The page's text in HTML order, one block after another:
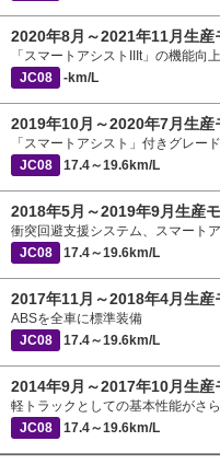
2020年8月～2021年11月生産
「スマートアシストIIIt」の機能向上
JC08
-km/L
2019年10月～2020年7月生産
「スマートアシスト」付きグレー
JC08
17.4～19.6km/L
2018年5月～2019年9月生産
衝突回避支援システム、スマート
JC08
17.4～19.6km/L
2017年11月～2018年4月生産
ABSを全車に標準装備
JC08
17.4～19.6km/L
2014年9月～2017年10月生産
軽トラックとしての基本性能がさ
JC08
17.4～19.6km/L